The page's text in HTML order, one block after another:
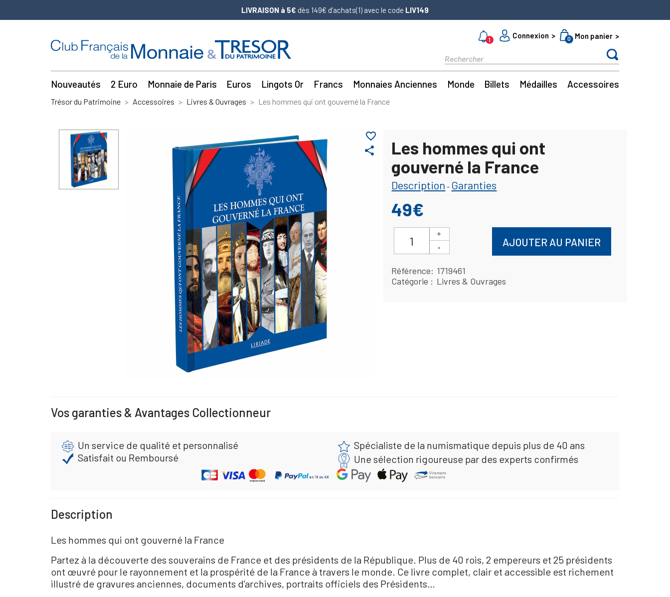
LIVRAISON à 5€ dès 149€ d’achats(1) avec le code LIV149
1
Connexion 0 Mon panier
Nouveautés 2 Euro Monnaie de Paris Euros Lingots Or Francs Monnaies Anciennes Monde Billets Médailles Accessoires
Trésor du Patrimoine Accessoires Livres & Ouvrages Les hommes qui ont gouverné la France
share
favorite_border
Les hommes qui ont
gouverné la France
Description - Garanties
49€
AJOUTER AU PANIER
Référence
1719461
Catégorie
Livres & Ouvrages
Vos garanties & Avantages Collectionneur
Un service de qualité et personnalisé
Spécialiste de la numismatique depuis plus de 40 ans
Satisfait ou Remboursé
Une sélection rigoureuse par des experts confirmés
Description
Les hommes qui ont gouverné la France
Partez à la découverte des souverains de France et des présidents de la République. Plus de 40 rois, 2 empereurs et 25 présidents
ont œuvré pour le rayonnement et la prospérité de la France à travers le monde. Ce livre complet, clair et accessible est richement
illustré de gravures anciennes, documents d’archives, portraits officiels des Présidents…